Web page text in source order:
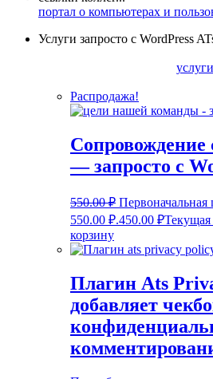
портал о компьютерах и
Услуги запросто с WordPress
услуги
Распродажа!
Сопровождение
— запросто с
550.00₽ Первоначальная
550.00 ₽.450.00 ₽Текущая
корзину
Плагин Ats
добавляет